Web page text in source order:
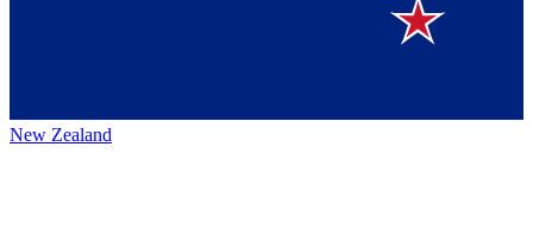
New Zealand